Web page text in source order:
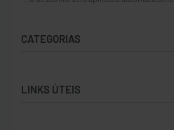
CATEGORIAS
Bolas
LINKS ÚTEIS